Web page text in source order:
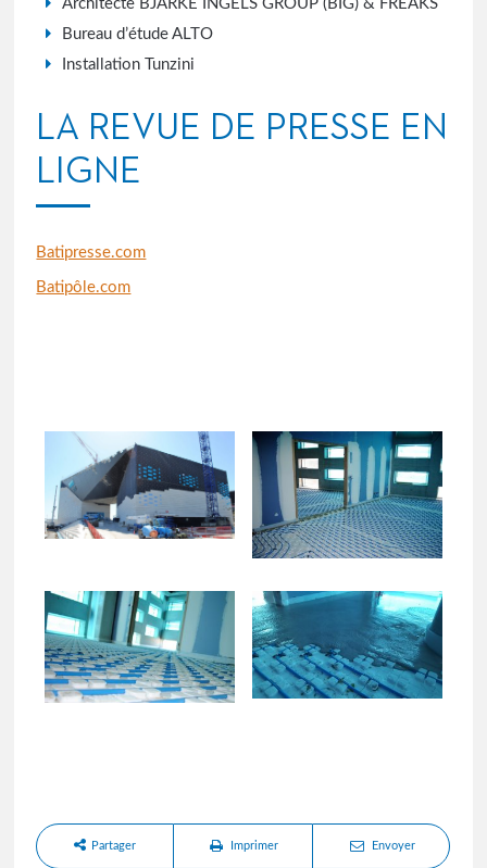
Architecte BJARKE INGELS GROUP (BIG) & FREAKS
Bureau d’étude ALTO
Installation Tunzini
LA REVUE DE PRESSE EN
LIGNE
Batipresse.com
Batipôle.com
Partager Imprimer Envoyer